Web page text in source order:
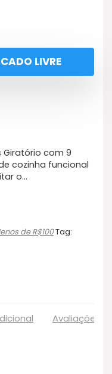
LIVRE
Giratório com 9
cozinha funcional
o…
de R$100Tag:
Avaliações